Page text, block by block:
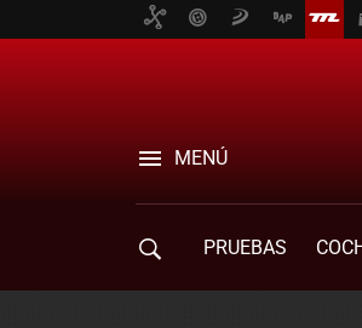
MENÚ
PRUEBAS